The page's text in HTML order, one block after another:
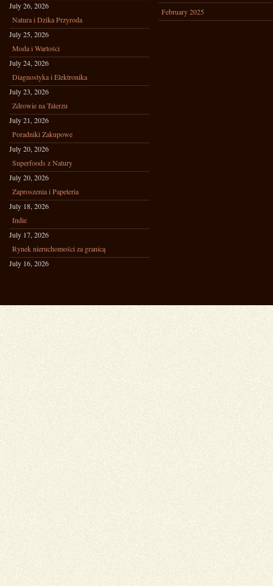
July 26, 2026
Natura i Dzika Przyroda
July 25, 2026
Moda i Wartości
July 24, 2026
Diagnostyka i Elektronika
July 23, 2026
Zdrowie na Talerzu
July 21, 2026
Poradniki Zakupowe
July 20, 2026
Superfoods z Natury
July 20, 2026
Zaproszenia i Papeteria
July 18, 2026
Indie
July 17, 2026
Rynek nieruchomości za granicą
July 16, 2026
February 2025